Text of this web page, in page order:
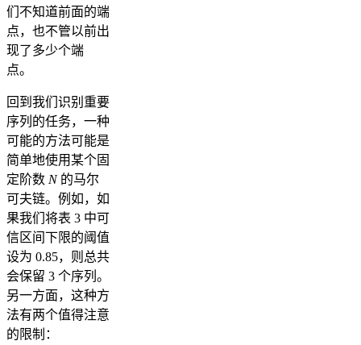
们不知道前面的端
点，也不管以前出
现了多少个端
点。
回到我们识别重要
序列的任务，一种
可能的方法可能是
简单地使用某个固
定阶数 N的马尔
可夫链。例如，如
果我们将表 3 中可
信区间下限的阈值
设为 0.85，则总共
会保留 3 个序列。
另一方面，这种方
法有两个值得注意
的限制：